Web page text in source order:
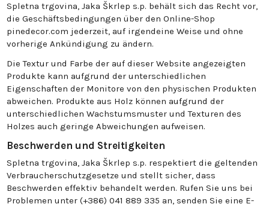
Spletna trgovina, Jaka Škrlep s.p. behält sich das Recht vor,
die Geschäftsbedingungen über den Online-Shop
pinedecor.com jederzeit, auf irgendeine Weise und ohne
vorherige Ankündigung zu ändern.
Die Textur und Farbe der auf dieser Website angezeigten
Produkte kann aufgrund der unterschiedlichen
Eigenschaften der Monitore von den physischen Produkten
abweichen. Produkte aus Holz können aufgrund der
unterschiedlichen Wachstumsmuster und Texturen des
Holzes auch geringe Abweichungen aufweisen.
Beschwerden und Streitigkeiten
Spletna trgovina, Jaka Škrlep s.p. respektiert die geltenden
Verbraucherschutzgesetze und stellt sicher, dass
Beschwerden effektiv behandelt werden. Rufen Sie uns bei
Problemen unter (+386) 041 889 335 an, senden Sie eine E-